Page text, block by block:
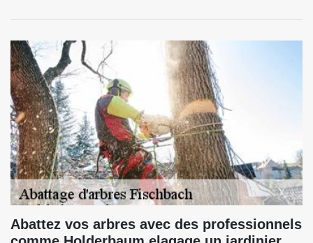
Abattez vos arbres avec des professionnels